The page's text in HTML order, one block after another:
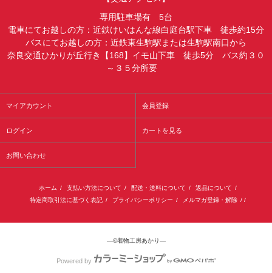
専用駐車場有 5台
電車にてお越しの方：近鉄けいはんな線白庭台駅下車 徒歩約15分
バスにてお越しの方：近鉄東生駒駅または生駒駅南口から
奈良交通ひかりが丘行き【168】イモ山下車 徒歩5分 バス約３０
～３５分所要
マイアカウント 会員登録
ログイン カートを見る
お問い合わせ
ホーム / 支払い方法について / 配送・送料について / 返品について /
特定商取引法に基づく表記 / プライバシーポリシー / メルマガ登録・解除 / /
―©着物工房あかり―
Powered by